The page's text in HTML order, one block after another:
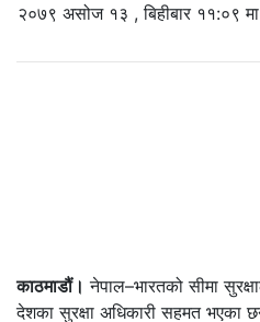
२०७९ असोज १३ , बिहीबार ११:०९
काठमाडौं। नेपाल–भारतको सीमा
देशका सुरक्षा अधिकारी सहमत भएका